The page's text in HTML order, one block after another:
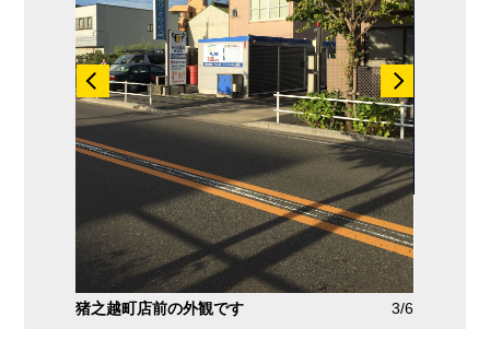
2/6猪之越町店前の外観です 3/6